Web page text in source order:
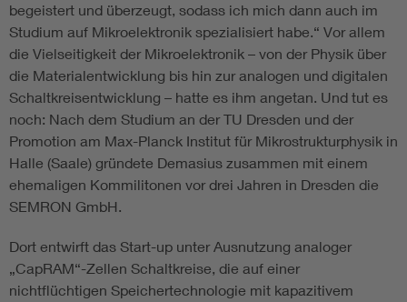
begeistert und überzeugt, sodass ich mich dann auch im
Studium auf Mikroelektronik spezialisiert habe.“ Vor allem
die Vielseitigkeit der Mikroelektronik – von der Physik über
die Materialentwicklung bis hin zur analogen und digitalen
Schaltkreisentwicklung – hatte es ihm angetan. Und tut es
noch: Nach dem Studium an der TU Dresden und der
Promotion am Max-Planck Institut für Mikrostrukturphysik in
Halle (Saale) gründete Demasius zusammen mit einem
ehemaligen Kommilitonen vor drei Jahren in Dresden die
SEMRON GmbH.
Dort entwirft das Start-up unter Ausnutzung analoger
„CapRAM“-Zellen Schaltkreise, die auf einer
nichtflüchtigen Speichertechnologie mit kapazitivem